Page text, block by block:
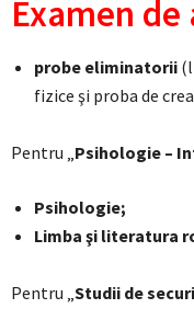
Examen
probe eliminatorii
fizice şi proba de
Pentru „Psihologie –
Psihologie;
Limba şi literatura
Pentru „Studii de